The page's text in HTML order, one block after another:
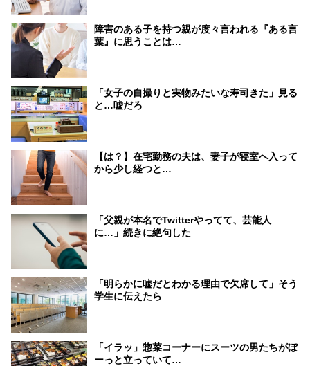
障害のある子を持つ親が度々言われる『ある言
葉』に思うことは…
「女子の自撮りと実物みたいな寿司きた」見る
と…嘘だろ
【は？】在宅勤務の夫は、妻子が寝室へ入って
から少し経つと…
「父親が本名でTwitterやってて、芸能人
に…」続きに絶句した
「明らかに嘘だとわかる理由で欠席して」そう
学生に伝えたら
「イラッ」惣菜コーナーにスーツの男たちがぼ
ーっと立っていて…